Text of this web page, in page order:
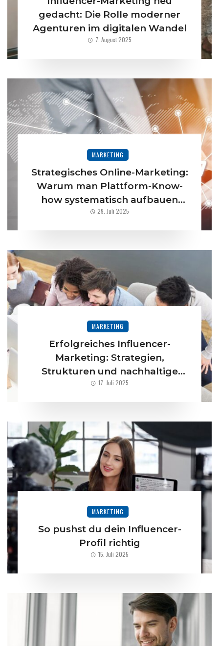
gedacht: Die Rolle moderner
Agenturen im digitalen Wandel
7. August 2025
MARKETING
Strategisches Online-Marketing:
Warum man Plattform-Know-
how systematisch aufbauen
sollte
29. Juli 2025
MARKETING
Erfolgreiches Influencer-
Marketing: Strategien,
Strukturen und nachhaltige
Wirkung
17. Juli 2025
MARKETING
So pushst du dein Influencer-
Profil richtig
15. Juli 2025